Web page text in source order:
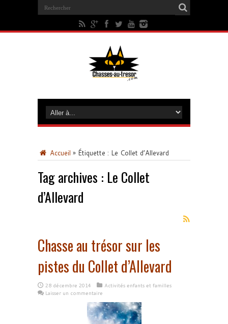
Accueil » Étiquette : Le Collet d’Allevard
Tag archives : Le Collet
d’Allevard
Chasse au trésor sur les
pistes du Collet d’Allevard
28 décembre 2014
Activités enfants et familles
Laisser un commentaire